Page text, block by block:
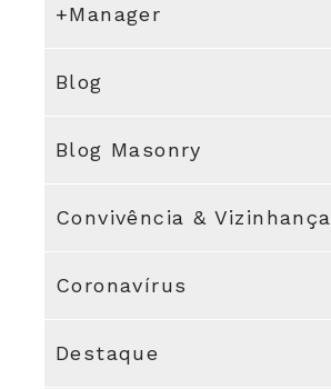
+Manager
Blog
Blog Masonry
Convivência & Vizinhança
Coronavírus
Destaque